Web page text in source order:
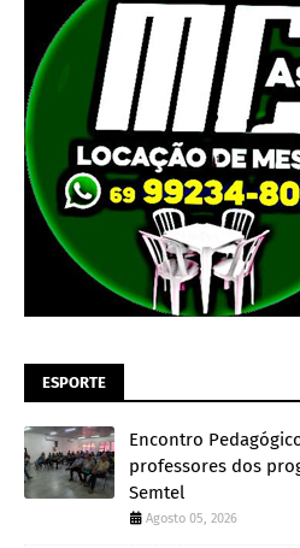
ESPORTE
Encontro
professores dos
Semtel
Agosto 05, 2026